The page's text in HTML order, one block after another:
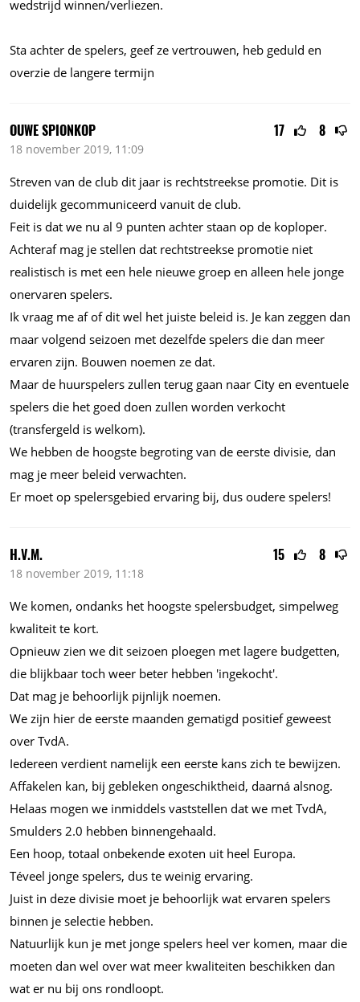
wedstrijd winnen/verliezen.
Sta achter de spelers, geef ze vertrouwen, heb geduld en
overzie de langere termijn
17 8
OUWE SPIONKOP
18 november 2019, 11:09
Streven van de club dit jaar is rechtstreekse promotie. Dit is
duidelijk gecommuniceerd vanuit de club.
Feit is dat we nu al 9 punten achter staan op de koploper.
Achteraf mag je stellen dat rechtstreekse promotie niet
realistisch is met een hele nieuwe groep en alleen hele jonge
onervaren spelers.
Ik vraag me af of dit wel het juiste beleid is. Je kan zeggen dan
maar volgend seizoen met dezelfde spelers die dan meer
ervaren zijn. Bouwen noemen ze dat.
Maar de huurspelers zullen terug gaan naar City en eventuele
spelers die het goed doen zullen worden verkocht
(transfergeld is welkom).
We hebben de hoogste begroting van de eerste divisie, dan
mag je meer beleid verwachten.
Er moet op spelersgebied ervaring bij, dus oudere spelers!
15 8
H.V.M.
18 november 2019, 11:18
We komen, ondanks het hoogste spelersbudget, simpelweg
kwaliteit te kort.
Opnieuw zien we dit seizoen ploegen met lagere budgetten,
die blijkbaar toch weer beter hebben 'ingekocht'.
Dat mag je behoorlijk pijnlijk noemen.
We zijn hier de eerste maanden gematigd positief geweest
over TvdA.
Iedereen verdient namelijk een eerste kans zich te bewijzen.
Affakelen kan, bij gebleken ongeschiktheid, daarná alsnog.
Helaas mogen we inmiddels vaststellen dat we met TvdA,
Smulders 2.0 hebben binnengehaald.
Een hoop, totaal onbekende exoten uit heel Europa.
Téveel jonge spelers, dus te weinig ervaring.
Juist in deze divisie moet je behoorlijk wat ervaren spelers
binnen je selectie hebben.
Natuurlijk kun je met jonge spelers heel ver komen, maar die
moeten dan wel over wat meer kwaliteiten beschikken dan
wat er nu bij ons rondloopt.